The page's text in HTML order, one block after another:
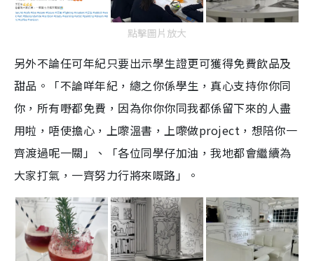
點擊圖片放大
另外不論任可年紀只要出示學生證更可獲得免費飲品及
甜品。「不論咩年紀，總之你係學生，真心支持你你同
你，所有嘢都免費，因為你你你同我都係留下來的人盡
用啦，唔使擔心，上嚟溫書，上嚟做project，想陪你一
齊渡過呢一關」、「各位同學仔加油，我地都會繼續為
大家打氣，一齊努力行將來嘅路」。